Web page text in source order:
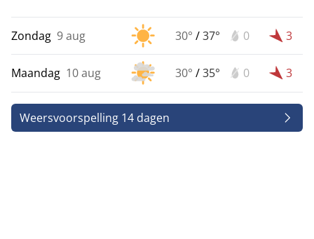
Zondag 9 aug 30° /37° 0 3
Maandag 10 aug 30° /35° 0 3
Weersvoorspelling 14 dagen